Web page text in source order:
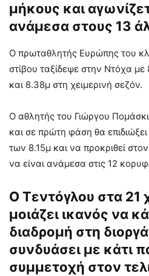
μήκους και
ανάμεσα στους 13
Ο πρωταθλητής Ευρώπης του
στίβου ταξίδεψε στην Ντόχα
και 8.38μ στη χειμερινή σεζόν.
Ο αθλητής του Γιώργου
και σε πρώτη φάση θα επιδιώξει
των 8.15μ και να προκριθεί
να είναι ανάμεσα στις 12
Ο Τεντόγλου στα 21
μοιάζει ικανός να
διαδρομή στη
συνδυάσει με κάτι
συμμετοχή στον